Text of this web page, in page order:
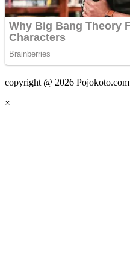
copyright @ 2026 Pojokoto.com
×